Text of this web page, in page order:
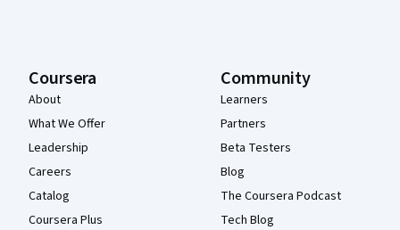
Coursera
About
What We Offer
Leadership
Careers
Catalog
Coursera Plus
Community
Learners
Partners
Beta Testers
Blog
The Coursera Podcast
Tech Blog